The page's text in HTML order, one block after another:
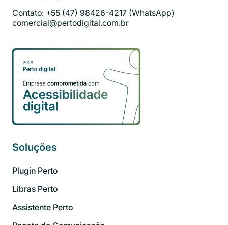
Contato: +55 (47) 98426-4217 (WhatsApp)
comercial@pertodigital.com.br
Soluções
Plugin Perto
Libras Perto
Assistente Perto